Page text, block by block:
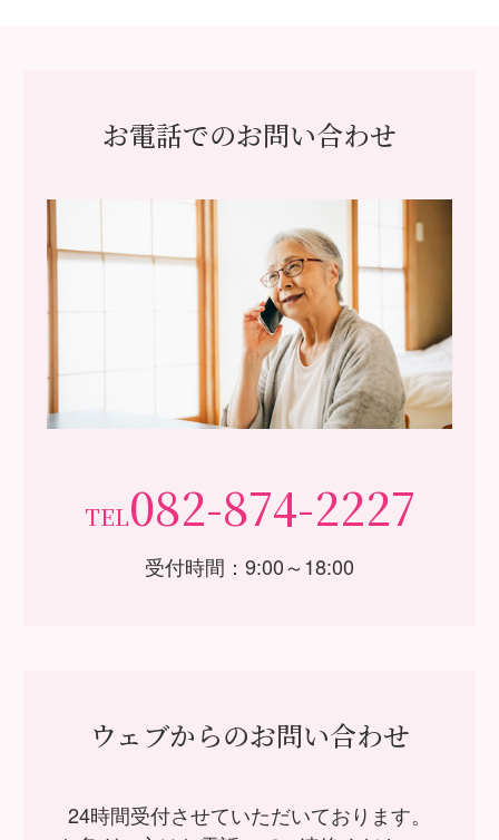
お電話でのお問い合わせ
TEL082-874-2227
受付時間：9:00～18:00
ウェブからのお問い合わせ
24時間受付させていただいております。